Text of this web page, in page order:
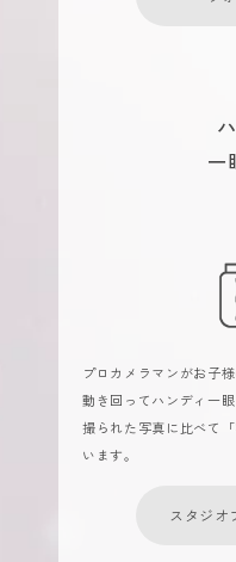
一
プロカメラマンがお子
動き回ってハンディ一
撮られた写真に比べて
います。
スタジオ